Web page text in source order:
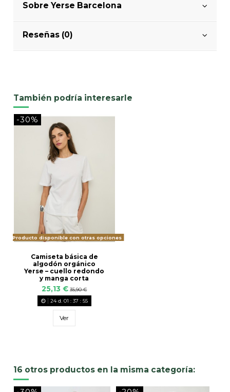
Sobre Yerse Barcelona
Reseñas (0)
También podría interesarle
-30%
Producto disponible con otras opciones
Camiseta básica de
algodón orgánico
Yerse – cuello redondo
y manga corta
25,13 € 35,90 €
24d. 01 : 37 : 55
Ver
16 otros productos en la misma categoría: